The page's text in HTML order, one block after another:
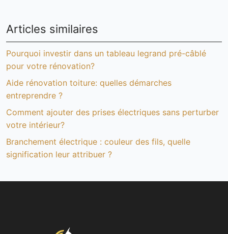
Articles similaires
Pourquoi investir dans un tableau legrand pré-câblé
pour votre rénovation?
Aide rénovation toiture: quelles démarches
entreprendre ?
Comment ajouter des prises électriques sans perturber
votre intérieur?
Branchement électrique : couleur des fils, quelle
signification leur attribuer ?